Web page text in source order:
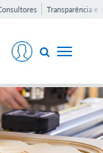
Transparência e
Toggle